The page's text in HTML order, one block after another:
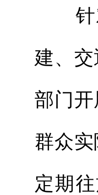
针对
建、
部门
群众
定期